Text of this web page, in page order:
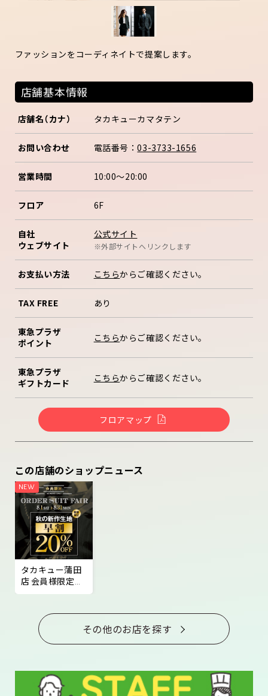
ファッションをコーディネイトで提案します。
店舗基本情報
店舗名（カナ） タカキューカマタテン
お問い合わせ 電話番号：03-3733-1656
営業時間 10:00～20:00
フロア 6F
自社
ウェブサイト
公式サイト
※外部サイトへリンクします
お支払い方法 こちらからご確認ください。
TAX FREE あり
東急プラザ
ポイント
こちらからご確認ください。
東急プラザ
ギフトカード
こちらからご確認ください。
フロアマップ
この店舗のショップニュース
タカキュー蒲田
店 会員様限定秋
その他のお店を探す